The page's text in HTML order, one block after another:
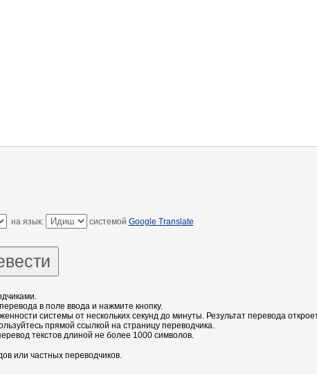
на язык: системой Google Translate
в поле ввода и нажмите кнопку.
системы от нескольких секунд до минуты. Результат перевода
прямой ссылкой на страницу переводчика.
текстов длиной не более 1000 символов.
или частных переводчиков.